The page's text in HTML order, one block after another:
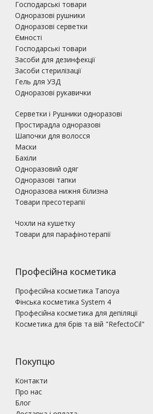
Господарські товари
Одноразові рушники
Одноразові серветки
Ємності
Господарські товари
Засоби для дезинфекції
Засоби стерилізації
Гель для УЗД
Одноразові рукавички
Серветки і Рушники одноразові
Простирадла одноразові
Шапочки для волосся
Маски
Бахіли
Одноразовий одяг
Одноразові тапки
Одноразова нижня білизна
Товари пресотерапії
Чохли на кушетку
Товари для парафінотерапії
Професійна косметика
Професійна косметика Tanoya
Фінська косметика System 4
Професійна косметика для депіляції
Косметика для брів та вій "RefectoCil"
Покупцю
Контакти
Про нас
Блог